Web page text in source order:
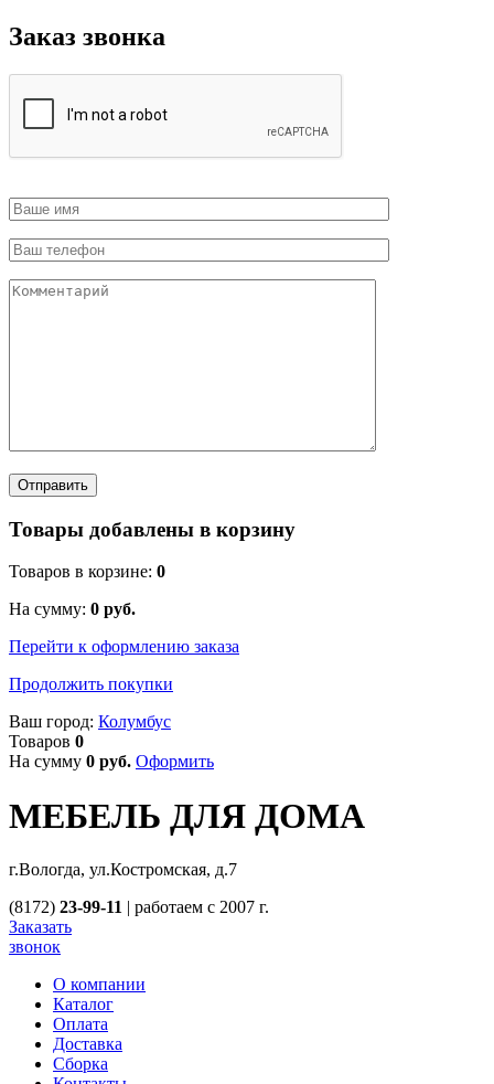
Заказ звонка
Товары добавлены в корзину
Товаров в корзине: 0
На сумму: 0 руб.
Перейти к оформлению заказа
Продолжить покупки
Ваш город: Колумбус
Товаров 0
На сумму 0 руб. Оформить
МЕБЕЛЬ ДЛЯ ДОМА
г.Вологда, ул.Костромская, д.7
(8172) 23-99-11 | работаем с 2007 г.
Заказать
звонок
О компании
Каталог
Оплата
Доставка
Сборка